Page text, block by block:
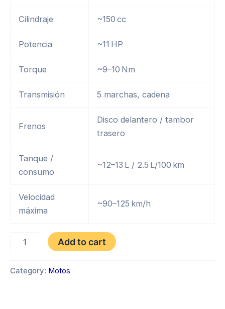
Cilindraje ~150 cc
Potencia ~11 HP
Torque ~9–10 Nm
Transmisión 5 marchas, cadena
Frenos
Disco delantero / tambor
trasero
Tanque /
consumo
~12–13 L / 2.5 L/100 km
Velocidad
máxima
~90–125 km/h
SK150-
AÑO
Add to cart
Category: Motos